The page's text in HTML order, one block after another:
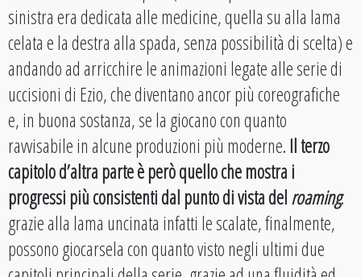
sinistra era dedicata alle medicine, quella su alla lama
celata e la destra alla spada, senza possibilità di scelta) e
andando ad arricchire le animazioni legate alle serie di
uccisioni di Ezio, che diventano ancor più coreografiche
e, in buona sostanza, se la giocano con quanto
ravvisabile in alcune produzioni più moderne.Il terzo
capitolo d’altra parte è però quello che mostra i
progressi più consistenti dal punto di vista delroaming:
grazie alla lama uncinata infatti le scalate, finalmente,
possono giocarsela con quanto visto negli ultimi due